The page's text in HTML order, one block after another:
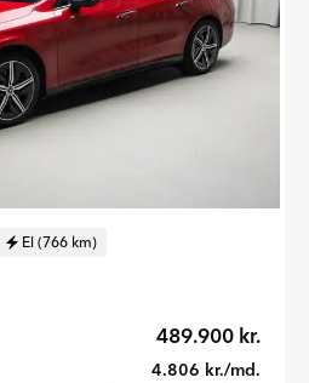
El (766 km)
489.900 kr.
4.806 kr./md.